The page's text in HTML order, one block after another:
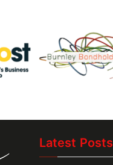
Latest Posts